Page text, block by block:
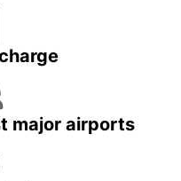
major airports